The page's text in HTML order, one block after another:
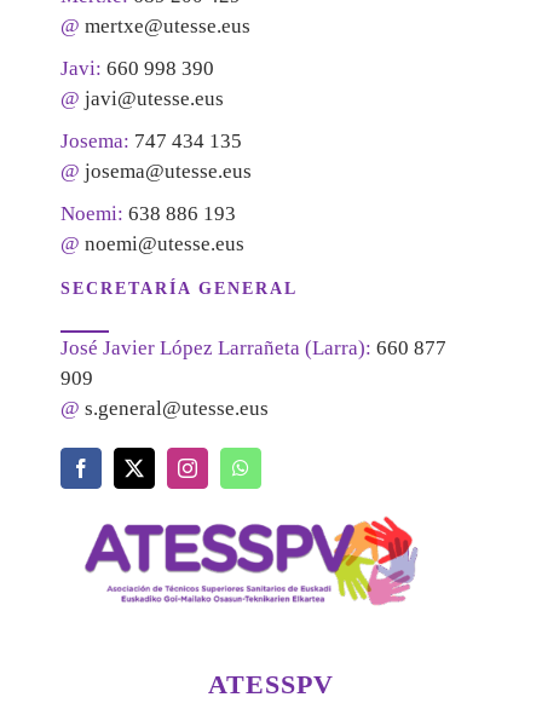
@ mertxe@utesse.eus
Javi: 660 998 390
@ javi@utesse.eus
Josema: 747 434 135
@ josema@utesse.eus
Noemi: 638 886 193
@ noemi@utesse.eus
SECRETARÍA GENERAL
José Javier López Larrañeta (Larra): 660 877
909
@ s.general@utesse.eus
ATESSPV